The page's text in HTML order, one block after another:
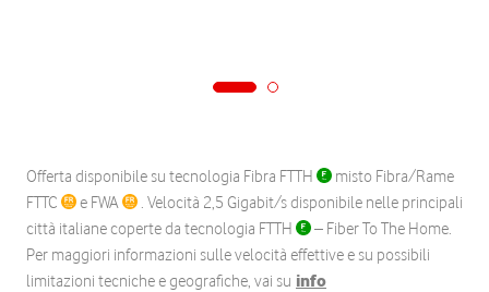
Offerta disponibile su tecnologia Fibra FTTH
misto Fibra/Rame
FTTC
e FWA
. Velocità 2,5 Gigabit/s disponibile nelle principali
città italiane coperte da tecnologia FTTH
– Fiber To The Home.
Per maggiori informazioni sulle velocità effettive e su possibili
limitazioni tecniche e geografiche, vai su info